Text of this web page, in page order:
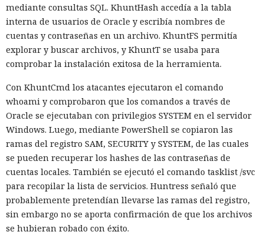
mediante consultas SQL. KhuntHash accedía a la tabla
interna de usuarios de Oracle y escribía nombres de
cuentas y contraseñas en un archivo. KhuntFS permitía
explorar y buscar archivos, y KhuntT se usaba para
comprobar la instalación exitosa de la herramienta.
Con KhuntCmd los atacantes ejecutaron el comando
whoami y comprobaron que los comandos a través de
Oracle se ejecutaban con privilegios SYSTEM en el servidor
Windows. Luego, mediante PowerShell se copiaron las
ramas del registro SAM, SECURITY y SYSTEM, de las cuales
se pueden recuperar los hashes de las contraseñas de
cuentas locales. También se ejecutó el comando tasklist /svc
para recopilar la lista de servicios. Huntress señaló que
probablemente pretendían llevarse las ramas del registro,
sin embargo no se aporta confirmación de que los archivos
se hubieran robado con éxito.
La función que debería ocultar al usuario del rastreo en
Internet resultó ser capaz de revelar su ubicación real —
una vulnerabilidad así fue detectada en la herramienta
Apple iCloud Private Relay. El servicio está disponible para
suscriptores de iCloud+ y enmascara la dirección del